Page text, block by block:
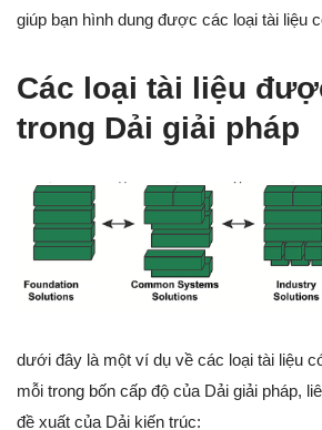
giúp bạn hình dung được các loại tài liệu
Các loại tài liệu
trong Dải giải pháp
dưới đây là một ví dụ về các loại tài liệu
mỗi trong bốn cấp độ của Dải giải pháp,
đề xuất của Dải kiến trúc: